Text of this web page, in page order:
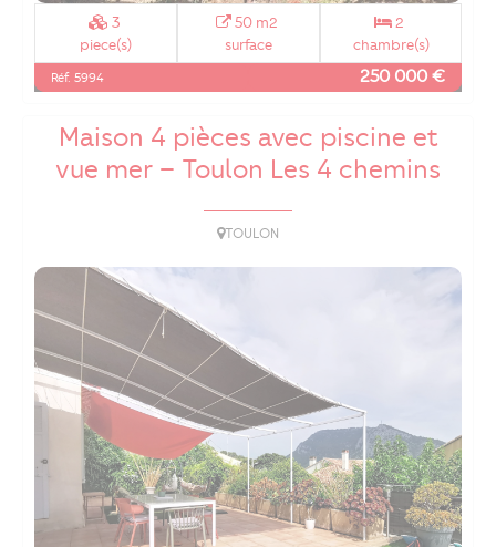
3
piece(s)
50 m2
surface
2
chambre(s)
Réf. 5994 250 000 €
Maison 4 pièces avec piscine et
vue mer – Toulon Les 4 chemins
TOULON